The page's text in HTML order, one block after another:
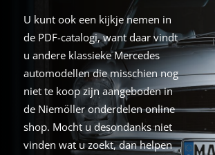
U kunt ook een kijkje nemen in
de PDF-catalogi, want daar vindt
u andere klassieke Mercedes
automodellen die misschien nog
niet te koop zijn aangeboden in
de Niemöller onderdelen online
shop. Mocht u desondanks niet
vinden wat u zoekt, dan helpen